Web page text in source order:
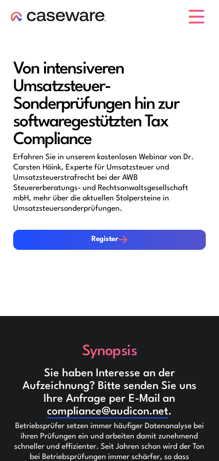
Von intensiveren
Umsatzsteuer-
Sonderprüfungen hin zur
softwaregestützten Tax
Compliance
Erfahren Sie in unserem kostenlosen Webinar von Dr.
Carsten Höink, Experte für Umsatzsteuer und
Umsatzsteuerstrafrecht bei der AWB
Steuererberatungs- und Rechtsanwaltsgesellschaft
mbH, mehr über die aktuellen Stolpersteine in
Umsatzsteuersonderprüfungen.
Register
Register
Synopsis
Sie haben Interesse an der
Aufzeichnung? Bitte senden Sie uns
Ihre Anfrage per E-Mail an
compliance@audicon.net.
Betriebsprüfer setzen immer häufiger Datenanalyse bei
ihren Prüfungen ein und arbeiten damit zunehmend
schneller und effizienter. Seit Jahren schon wird der Ton
bei Betriebsprüfungen immer schärfer, so dass